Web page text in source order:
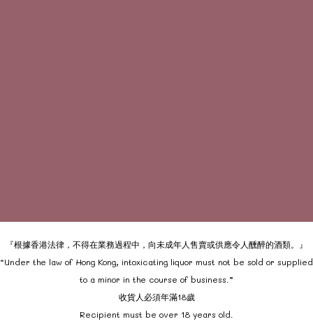
『根據香港法律，不得在業務過程中，向未成年人售賣或供應令人醺醉的酒類。』
“Under the law of Hong Kong, intoxicating liquor must not be sold or supplied
to a minor in the course of business.”
收貨人必須年滿18歲
Recipient must be over 18 years old.